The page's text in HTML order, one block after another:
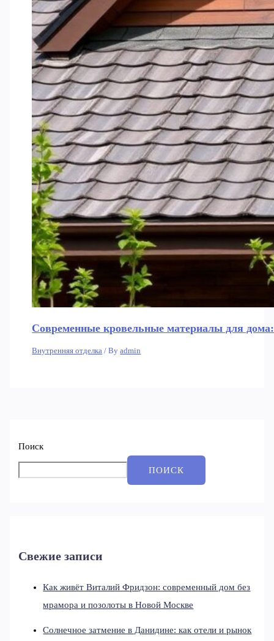
Современные кровельные материалы для
Внутренняя отделка / Byadmin
Поиск
ПОИСК
Свежие записи
Как живёт Виталий Фридзон: современный дом без
мрамора и позолоты в Новой Москве
Солнечное затмение в Данидине: как отели и рынок